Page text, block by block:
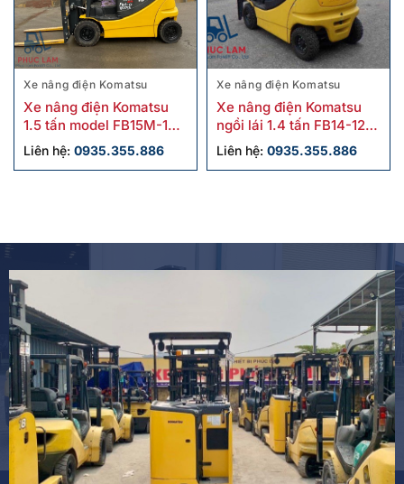
Xe nâng điện Komatsu
Xe nâng điện Komatsu
1.5 tấn model FB15M-12
cũ
Liên hệ: 0935.355.886
Xe nâng điện Komatsu
Xe nâng điện Komatsu
ngồi lái 1.4 tấn FB14-12
cũ
Liên hệ: 0935.355.886